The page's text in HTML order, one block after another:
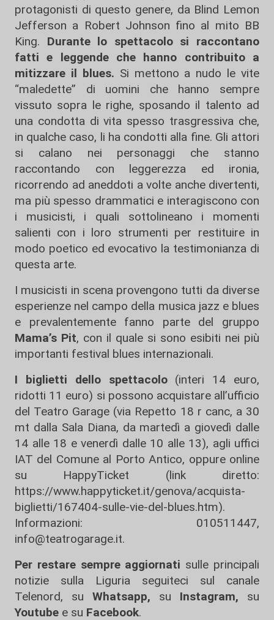
protagonisti di questo genere, da Blind Lemon
Jefferson a Robert Johnson fino al mito BB
King. Durante lo spettacolo si raccontano
fatti e leggende che hanno contribuito a
mitizzare il blues. Si mettono a nudo le vite
“maledette” di uomini che hanno sempre
vissuto sopra le righe, sposando il talento ad
una condotta di vita spesso trasgressiva che,
in qualche caso, li ha condotti alla fine. Gli attori
si calano nei personaggi che stanno
raccontando con leggerezza ed ironia,
ricorrendo ad aneddoti a volte anche divertenti,
ma più spesso drammatici e interagiscono con
i musicisti, i quali sottolineano i momenti
salienti con i loro strumenti per restituire in
modo poetico ed evocativo la testimonianza di
questa arte.
I musicisti in scena provengono tutti da diverse
esperienze nel campo della musica jazz e blues
e prevalentemente fanno parte del gruppo
Mama’s Pit, con il quale si sono esibiti nei più
importanti festival blues internazionali.
I biglietti dello spettacolo(interi 14 euro,
ridotti 11 euro) si possono acquistare all’ufficio
del Teatro Garage (via Repetto 18 r canc, a 30
mt dalla Sala Diana, da martedì a giovedì dalle
14 alle 18 e venerdì dalle 10 alle 13), agli uffici
IAT del Comune al Porto Antico, oppure online
su HappyTicket (link diretto:
https://www.happyticket.it/genova/acquista-
biglietti/167404-sulle-vie-del-blues.htm).
Informazioni: 010511447,
info@teatrogarage.it.
Per restare sempre aggiornati sulle principali
notizie sulla Liguria seguiteci sul canale
Telenord, su
Whatsapp, su Instagram, su
Youtube e su Facebook.